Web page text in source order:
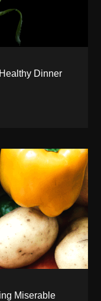
Dinner
Miserable